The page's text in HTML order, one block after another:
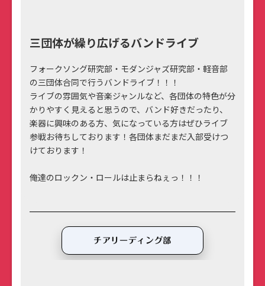
三団体が繰り広げるバンドライブ
フォークソング研究部・モダンジャズ研究部・軽音部
の三団体合同で行うバンドライブ！！！
ライブの雰囲気や音楽ジャンルなど、各団体の特色が分
かりやすく見えると思うので、バンド好きだったり、
楽器に興味のある方、気になっている方はぜひライブ
参戦お待ちしております！各団体まだまだ入部受けつ
けております！
俺達のロックン・ロールは止まらねぇっ！！！
チアリーディング部